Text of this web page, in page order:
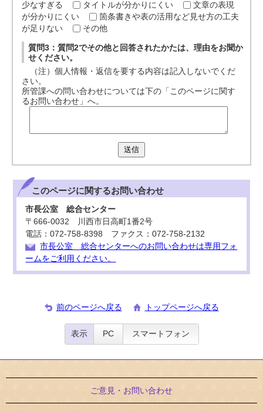
少なすぎる
タイトルが分かりにくい
文章の表現
が分かりにくい
箇条書きや表の活用など見せ方の工夫
が足りない
その他
質問3：質問2でその他と回答されたかたは、理由をお聞か
せください。
（注）個人情報・返信を要する内容は記入しないでくだ
さい。
所管課への問い合わせについては下の「このページに関す
るお問い合わせ」へ。
送信
このページに関するお問い合わせ
市長公室 総合センター
〒666-0032 川西市日高町1番2号
電話：072-758-8398 ファクス：072-758-2132
市長公室 総合センターへのお問い合わせは専用フォ
ームをご利用ください。
前のページへ戻る トップページへ戻る
表示 PC スマートフォン
ご意見・お問い合わせ